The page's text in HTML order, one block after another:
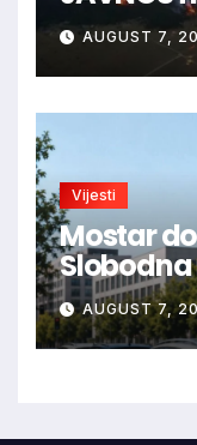
loženja
Blidinje!
AUGUST 7,
Vijesti
Mostar
Slobodna
aplikaciji
AUGUST 7,